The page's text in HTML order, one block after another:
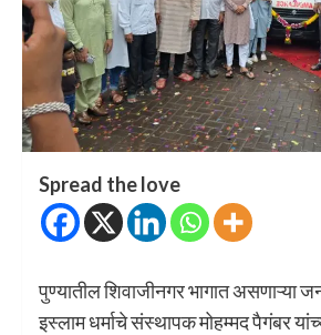
Spread the love
पुण्यातील शिवाजीनगर भागात असणाऱ्या
इस्लाम धर्माचे संस्थापक मोहम्मद पैगंबर